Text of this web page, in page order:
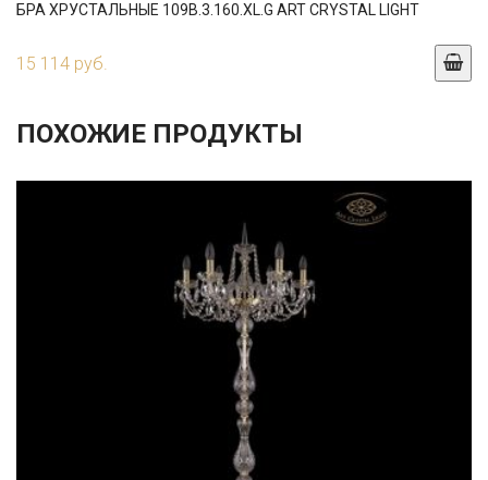
БРА ХРУСТАЛЬНЫЕ 109B.3.160.XL.G ART CRYSTAL LIGHT
15 114 руб.
ПОХОЖИЕ ПРОДУКТЫ